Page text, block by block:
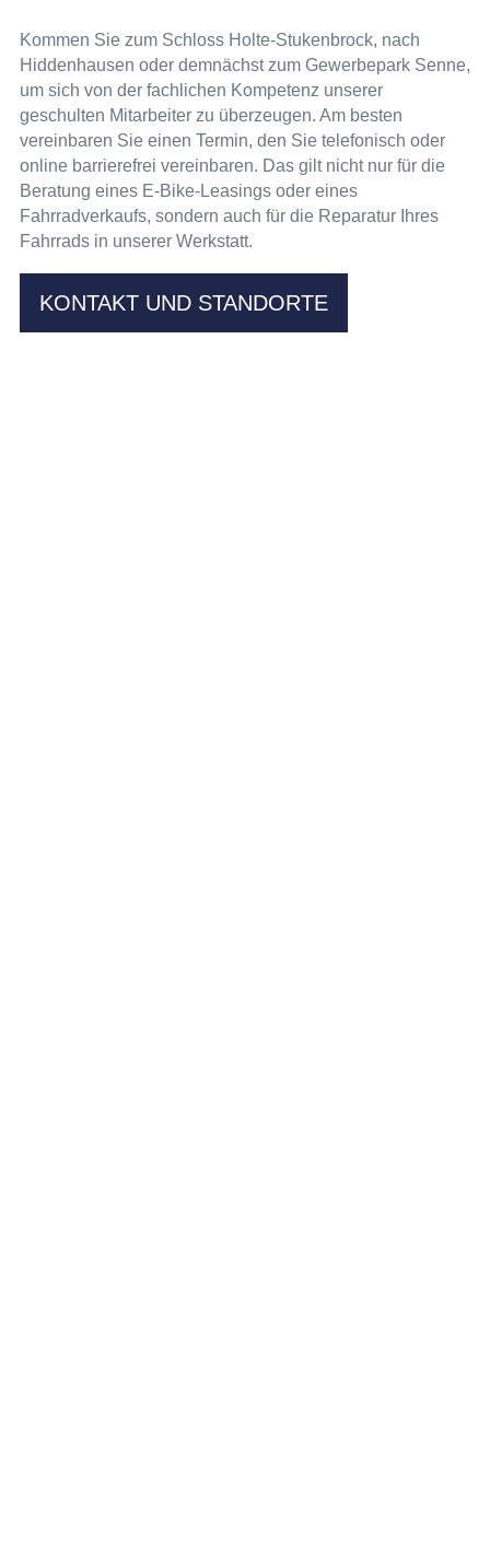
Kommen Sie zum Schloss Holte-Stukenbrock, nach
Hiddenhausen oder demnächst zum Gewerbepark Senne,
um sich von der fachlichen Kompetenz unserer
geschulten Mitarbeiter zu überzeugen. Am besten
vereinbaren Sie einen Termin, den Sie telefonisch oder
online barrierefrei vereinbaren. Das gilt nicht nur für die
Beratung eines E-Bike-Leasings oder eines
Fahrradverkaufs, sondern auch für die Reparatur Ihres
Fahrrads in unserer Werkstatt.
KONTAKT UND STANDORTE